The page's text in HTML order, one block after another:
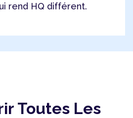
rend HQ différent.
Toutes Les